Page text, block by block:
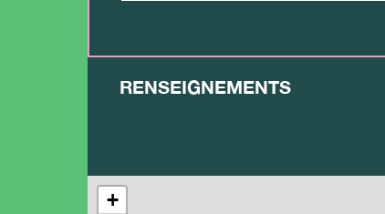
RENSEIGNEMENTS
+